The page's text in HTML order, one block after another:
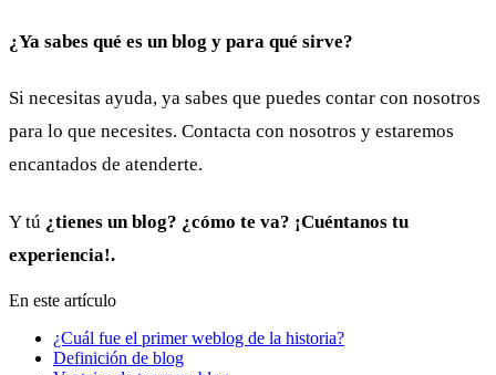
¿Ya sabes qué es un blog y para qué sirve?
Si necesitas ayuda, ya sabes que puedes contar con nosotros
para lo que necesites. Contacta con nosotros y estaremos
encantados de atenderte.
Y tú ¿tienes un blog? ¿cómo te va? ¡Cuéntanos tu
experiencia!.
En este artículo
¿Cuál fue el primer weblog de la historia?
Definición de blog